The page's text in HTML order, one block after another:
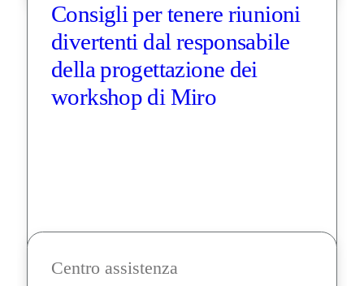
Consigli per tenere riunioni
divertenti dal responsabile
della progettazione dei
workshop di Miro
Centro assistenza